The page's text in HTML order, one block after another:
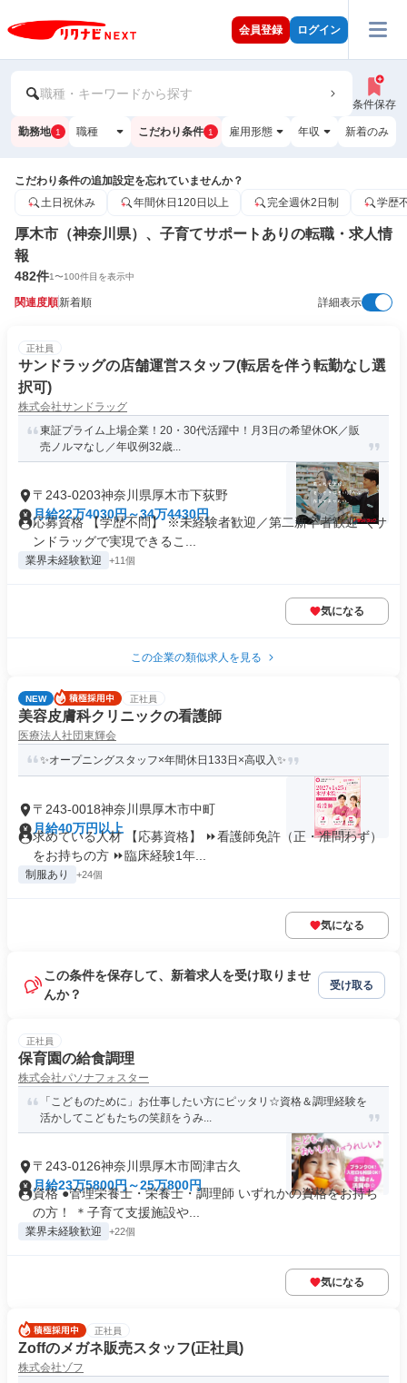
会員登録 ログイン
職種・キーワードから探す
条件保存
勤務地 1 職種 こだわり条件 1 雇用形態 年収 新着のみ
こだわり条件の追加設定を忘れていませんか？
土日祝休み
年間休日120日以上 完全週休2日制 学歴
厚木市（神奈川県）、子育てサポートありの転職・求人情
報
482件1〜100件目を表示中
関連度順新着順 詳細表示
正社員
サンドラッグの店舗運営スタッフ(転居を伴う転勤なし選
択可)
株式会社サンドラッグ
東証プライム上場企業！20・30代活躍中！月3日の希望休OK／販
売ノルマなし／年収例32歳...
〒243-0203神奈川県厚木市下荻野
月給22万4030円～34万4430円
応募資格 【学歴不問】 ※未経験者歓迎／第二新卒者歓迎 ＼サ
ンドラッグで実現できるこ...
業界未経験歓迎 +11個
気になる
この企業の類似求人を見る
NEW 正社員
美容皮膚科クリニックの看護師
医療法人社団東輝会
✨オープニングスタッフ×年間休日133日×高収入✨
〒243-0018神奈川県厚木市中町
月給40万円以上
求めている人材 【応募資格】 ⏩看護師免許（正・准問わず）
をお持ちの方 ⏩臨床経験1年...
制服あり +24個
気になる
この条件を保存して、新着求人を受け取りませ
んか？
受け取る
正社員
保育園の給食調理
株式会社パソナフォスター
「こどものために」お仕事したい方にピッタリ☆資格＆調理経験を
活かしてこどもたちの笑顔をうみ...
〒243-0126神奈川県厚木市岡津古久
月給23万5800円～25万800円
資格 ●管理栄養士・栄養士・調理師 いずれかの資格をお持ち
の方！ ＊子育て支援施設や...
業界未経験歓迎 +22個
気になる
正社員
Zoffのメガネ販売スタッフ(正社員)
株式会社ゾフ